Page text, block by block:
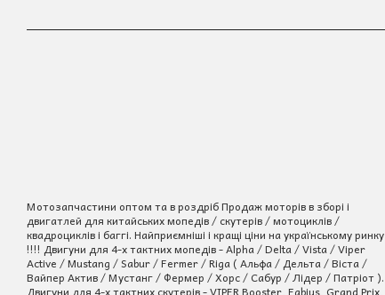
Мотозапчастини оптом та в роздріб Продаж моторів в зборі і
двигатлей для китайських мопедів / скутерів / мотоциклів /
квадроциклів і баггі. Найприємніші і кращі ціни на українському ринку
!!!! Двигуни для 4-х тактних мопедів - Alpha / Delta / Vista / Viper
Active / Mustang / Sabur / Fermer / Riga ( Альфа / Дельта / Віста /
Вайпер Актив / Мустанг / Фермер / Хорс / Сабур / Лідер / Патріот ).
Двигуни для 4-х тактних скутерів - VIPER Booster, Fabius, Grand Prix,